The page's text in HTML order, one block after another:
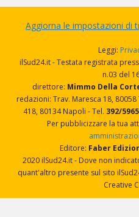
Aggiorna le impostazioni di
Leggi:
ilSud24.it - Testata registrata
n.03 del
direttore: Mimmo Della
redazioni: Trav. Maresca 18,
418, 80134 Napoli - Tel. 392/
Per pubblicizzare la tua
Editore: Faber
2020 ilSud24.it - Dove non
quant'altro presente sul sito
Creative